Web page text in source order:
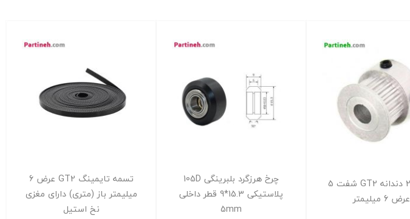
پولی 20 دندانه GT2 شفت 5
عرض 6 میلیمتر
چرخ هرزگرد بلبرینگی 105D
پلاستیکی 15.3*9 قطر داخلی
5mm
تسمه تایمینگ GT2 عرض 6
میلیمتر باز (متری) دارای مغزی
نخ استیل